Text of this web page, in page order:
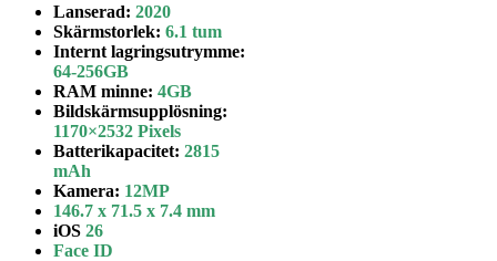
Lanserad: 2020
Skärmstorlek: 6.1 tum
Internt lagringsutrymme:
64-256GB
RAM minne: 4GB
Bildskärmsupplösning:
1170×2532 Pixels
Batterikapacitet: 2815
mAh
Kamera: 12MP
146.7 x 71.5 x 7.4 mm
iOS 26
Face ID